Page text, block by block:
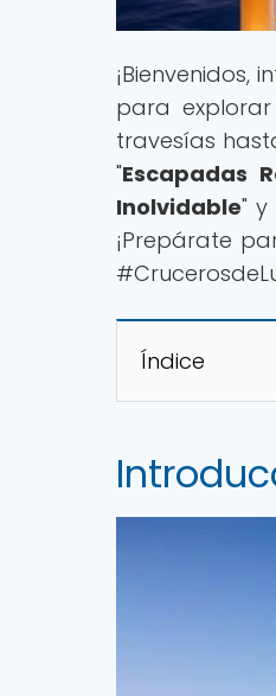
¡Bienvenidos,
para
travesías
"Escapadas
Inolvidable" y
¡Prepárate
Índice